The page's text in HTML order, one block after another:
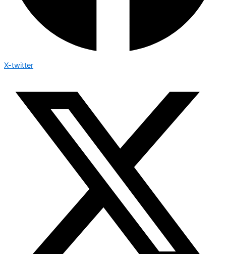
X-twitter